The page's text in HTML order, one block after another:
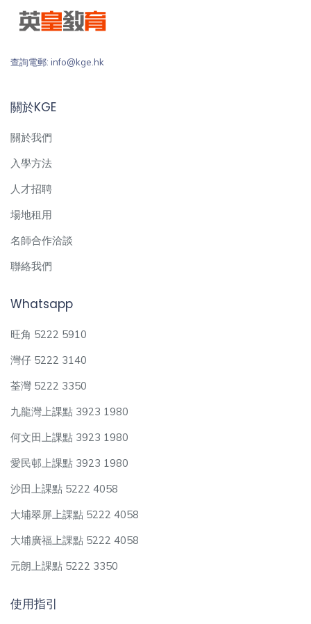
查詢電郵: info@kge.hk
關於KGE
關於我們
入學方法
人才招聘
場地租用
名師合作洽談
聯絡我們
Whatsapp
旺角 5222 5910
灣仔 5222 3140
荃灣 5222 3350
九龍灣上課點 3923 1980
何文田上課點 3923 1980
愛民邨上課點 3923 1980
沙田上課點 5222 4058
大埔翠屏上課點 5222 4058
大埔廣福上課點 5222 4058
元朗上課點 5222 3350
使用指引